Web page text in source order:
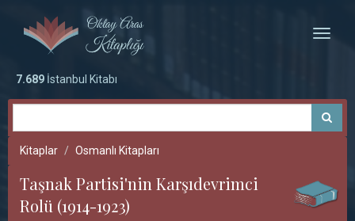
Toggle
7.689 İstanbul Kitabı
Kitaplar Osmanlı Kitapları
Taşnak Partisi'nin Karşıdevrimci
Rolü (1914-1923)